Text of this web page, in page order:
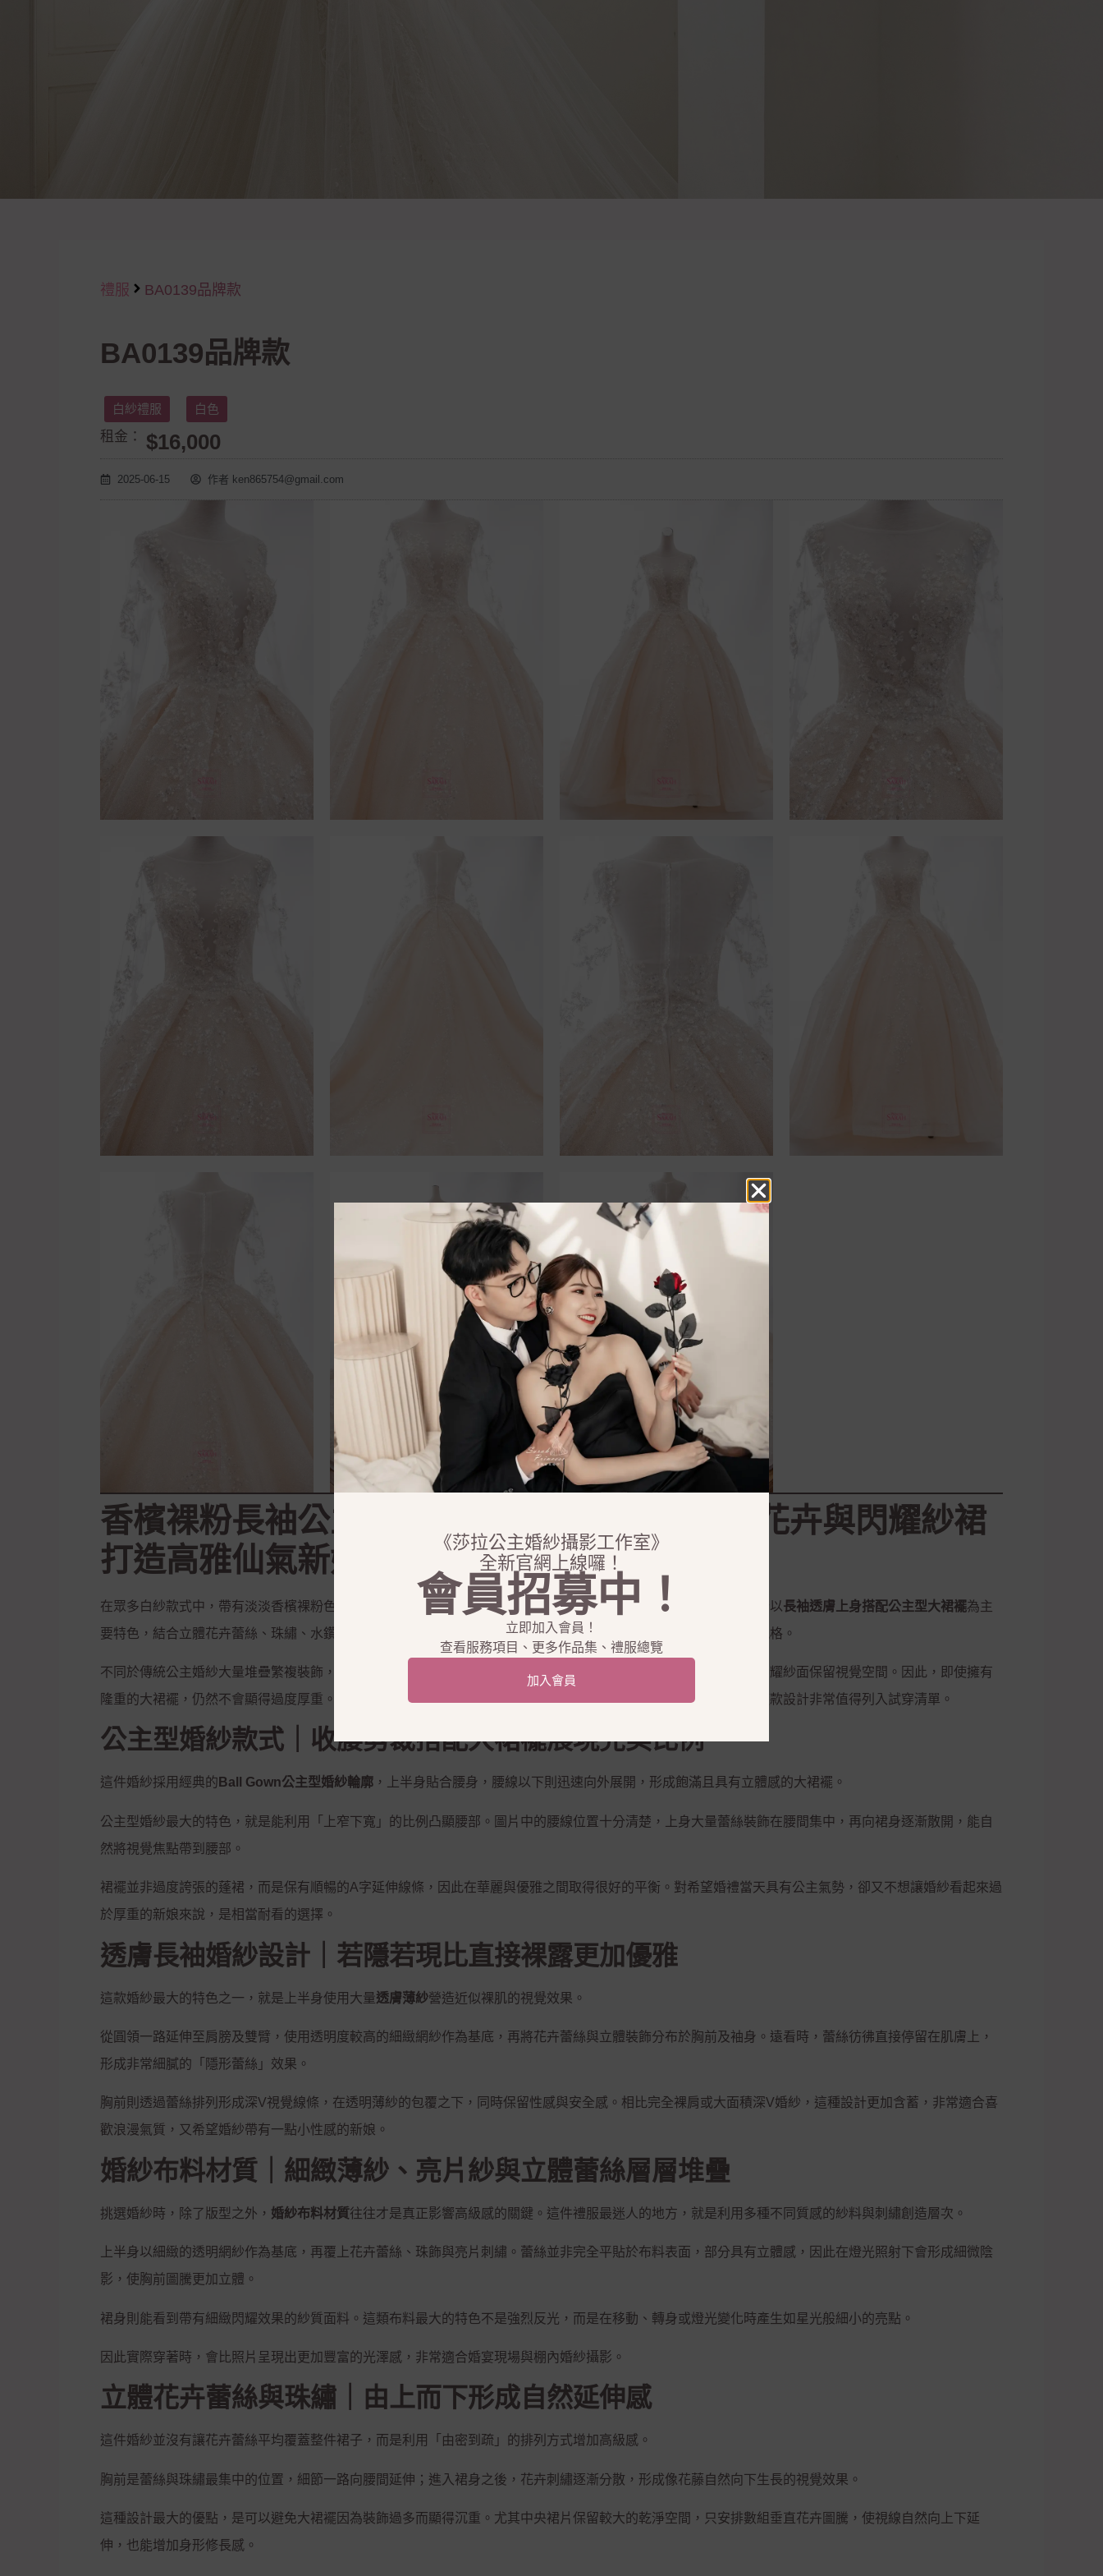
禮服 BA0139品牌款
BA0139品牌款
白紗禮服 白色
租金： $16,000
2025-06-15 作者 ken865754@gmail.com
香檳裸粉長袖公主婚紗推薦｜透膚蕾絲、立體花卉與閃耀紗裙
打造高雅仙氣新娘
在眾多白紗款式中，帶有淡淡香檳裸粉色調的婚紗，總能呈現比純白更加柔和、溫暖的視覺感受。圖片中的這款婚紗以長袖透膚上身搭配公主型大裙襬為主
要特色，結合立體花卉蕾絲、珠繡、水鑽與帶有細緻光澤的紗質面料，讓整體呈現浪漫、優雅又帶有高級感的婚紗風格。
不同於傳統公主婚紗大量堆疊繁複裝飾，這件禮服將華麗細節集中在上半身、袖子與裙身局部，再利用大片乾淨的閃耀紗面保留視覺空間。因此，即使擁有
隆重的大裙襬，仍然不會顯得過度厚重。如果正在尋找
婚紗推薦、公主婚紗、長袖婚紗、香檳色婚紗、蕾絲婚紗 ，這款設計非常值得列入試穿清單。
公主型婚紗款式｜收腰剪裁搭配大裙襬展現完美比例
這件婚紗採用經典的 Ball Gown公主型婚紗輪廓 ，上半身貼合腰身，腰線以下則迅速向外展開，形成飽滿且具有立體感的大裙襬。
公主型婚紗最大的特色，就是能利用「上窄下寬」的比例凸顯腰部。圖片中的腰線位置十分清楚，上身大量蕾絲裝飾在腰間集中，再向裙身逐漸散開，能自
然將視覺焦點帶到腰部。
裙襬並非過度誇張的蓬裙，而是保有順暢的A字延伸線條，因此在華麗與優雅之間取得很好的平衡。對希望婚禮當天具有公主氣勢，卻又不想讓婚紗看起來過
於厚重的新娘來說，是相當耐看的選擇。
透膚長袖婚紗設計｜若隱若現比直接裸露更加優雅
這款婚紗最大的特色之一，就是上半身使用大量透膚薄紗營造近似裸肌的視覺效果。
從圓領一路延伸至肩膀及雙臂，使用透明度較高的細緻網紗作為基底，再將花卉蕾絲與立體裝飾分布於胸前及袖身。遠看時，蕾絲彷彿直接停留在肌膚上，
形成非常細膩的「隱形蕾絲」效果。
胸前則透過蕾絲排列形成深V視覺線條，在透明薄紗的包覆之下，同時保留性感與安全感。相比完全裸肩或大面積深V婚紗，這種設計更加含蓄，非常適合喜
歡浪漫氣質，又希望婚紗帶有一點小性感的新娘。
婚紗布料材質｜細緻薄紗、亮片紗與立體蕾絲層層堆疊
挑選婚紗時，除了版型之外， 婚紗布料材質往往才是真正影響高級感的關鍵。這件禮服最迷人的地方，就是利用多種不同質感的紗料與刺繡創造層次。
上半身以細緻的透明網紗作為基底，再覆上花卉蕾絲、珠飾與亮片刺繡。蕾絲並非完全平貼於布料表面，部分具有立體感，因此在燈光照射下會形成細微陰
影，使胸前圖騰更加立體。
裙身則能看到帶有細緻閃耀效果的紗質面料。這類布料最大的特色不是強烈反光，而是在移動、轉身或燈光變化時產生如星光般細小的亮點。
因此實際穿著時，會比照片呈現出更加豐富的光澤感，非常適合婚宴現場與棚內婚紗攝影。
立體花卉蕾絲與珠繡｜由上而下形成自然延伸感
這件婚紗並沒有讓花卉蕾絲平均覆蓋整件裙子，而是利用「由密到疏」的排列方式增加高級感。
胸前是蕾絲與珠繡最集中的位置，細節一路向腰間延伸；進入裙身之後，花卉刺繡逐漸分散，形成像花藤自然向下生長的視覺效果。
這種設計最大的優點，是可以避免大裙襬因為裝飾過多而顯得沉重。尤其中央裙片保留較大的乾淨空間，只安排數組垂直花卉圖騰，使視線自然向上下延
伸，也能增加身形修長感。
《莎拉公主婚紗攝影工作室》
全新官網上線囉！
會員招募中！
立即加入會員！
查看服務項目、更多作品集、禮服總覽
加入會員